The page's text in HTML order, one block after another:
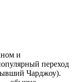
и
переход
Чарджоу).